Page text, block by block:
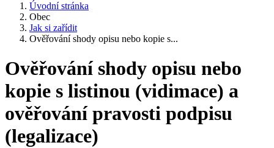
Úvodní stránka
Obec
Jak si zařídit
Ověřování shody opisu nebo kopie s...
Ověřování shody opisu nebo
kopie s listinou (vidimace) a
ověřování pravosti podpisu
(legalizace)